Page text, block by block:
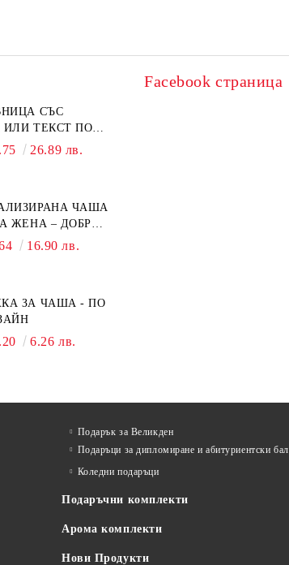
СЪС
ТЕКСТ ПО
26.89 лв.
ЧАША
ЖЕНА – ДОБРО
16.90 лв.
ЗА ЧАША - ПО
6.26 лв.
Facebook страница
Подарък за Великден
Подаръци за дипломиране и абитуриентски бал
Коледни подаръци
Подаръчни комплекти
Арома комплекти
Нови Продукти